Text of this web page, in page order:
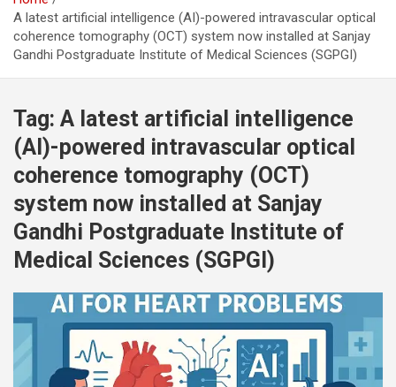
A latest artificial intelligence (AI)-powered intravascular optical
coherence tomography (OCT) system now installed at Sanjay
Gandhi Postgraduate Institute of Medical Sciences (SGPGI)
Tag: A latest artificial intelligence
(AI)-powered intravascular optical
coherence tomography (OCT)
system now installed at Sanjay
Gandhi Postgraduate Institute of
Medical Sciences (SGPGI)